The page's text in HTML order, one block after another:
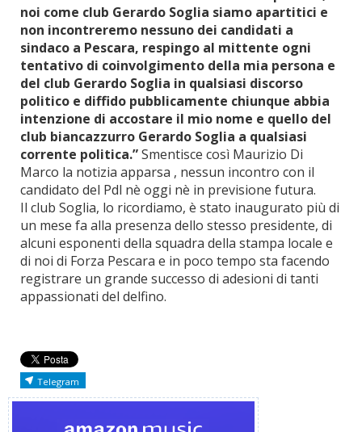
noi come club Gerardo Soglia siamo apartitici e
non incontreremo nessuno dei candidati a
sindaco a Pescara, respingo al mittente ogni
tentativo di coinvolgimento della mia persona e
del club Gerardo Soglia in qualsiasi discorso
politico e diffido pubblicamente chiunque abbia
intenzione di accostare il mio nome e quello del
club biancazzurro Gerardo Soglia a qualsiasi
corrente politica.”Smentisce così Maurizio Di
Marco la notizia apparsa , nessun incontro con il
candidato del Pdl nè oggi nè in previsione futura.
Il club Soglia, lo ricordiamo, è stato inaugurato più di
un mese fa alla presenza dello stesso presidente, di
alcuni esponenti della squadra della stampa locale e
di noi di Forza Pescara e in poco tempo sta facendo
registrare un grande successo di adesioni di tanti
appassionati del delfino.
Telegram